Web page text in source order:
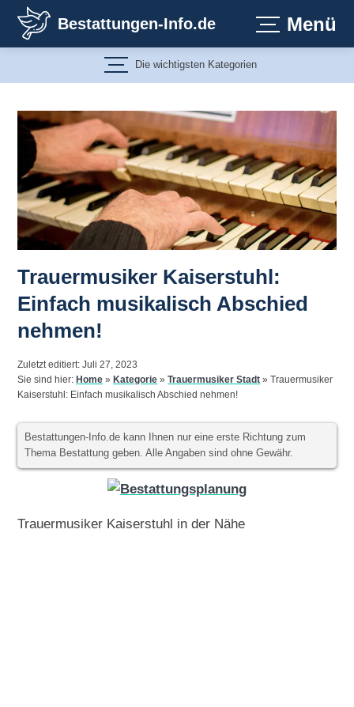
Inhalt
springen
Bestattungen-Info.de Menü
Die wichtigsten Kategorien
Trauermusiker Kaiserstuhl:
Einfach musikalisch Abschied
nehmen!
Zuletzt editiert: Juli 27, 2023
Sie sind hier:Home »Kategorie »Trauermusiker Stadt »Trauermusiker
Kaiserstuhl: Einfach musikalisch Abschied nehmen!
Bestattungen-Info.de kann Ihnen nur eine erste Richtung zum
Thema Bestattung geben. Alle Angaben sind ohne Gewähr.
Trauermusiker Kaiserstuhl in der Nähe